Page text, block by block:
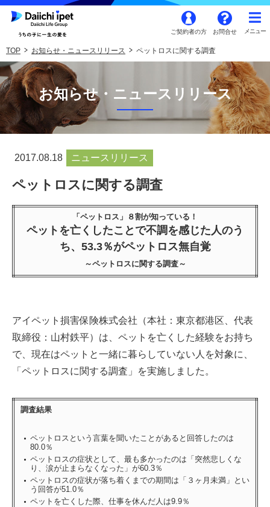
ご契約者の方 お問合せ
TOP お知らせ・ニュースリリース ペットロスに関する調査
お知らせ・ニュースリリース
2017.08.18 ニュースリリース
ペットロスに関する調査
「ペットロス」８割が知っている！
ペットを亡くしたことで不調を感じた人のう
ち、53.3％がペットロス無自覚
～ペットロスに関する調査～
アイペット損害保険株式会社（本社：東京都港区、代表
取締役：山村鉄平）は、ペットを亡くした経験をお持ち
で、現在はペットと一緒に暮らしていない人を対象に、
「ペットロスに関する調査」を実施しました。
調査結果
ペットロスという言葉を聞いたことがあると回答したのは
80.0％
ペットロスの症状として、最も多かったのは「突然悲しくな
り、涙が止まらなくなった」が60.3％
ペットロスの症状が落ち着くまでの期間は「３ヶ月未満」とい
う回答が51.0％
ペットを亡くした際、仕事を休んだ人は9.9％